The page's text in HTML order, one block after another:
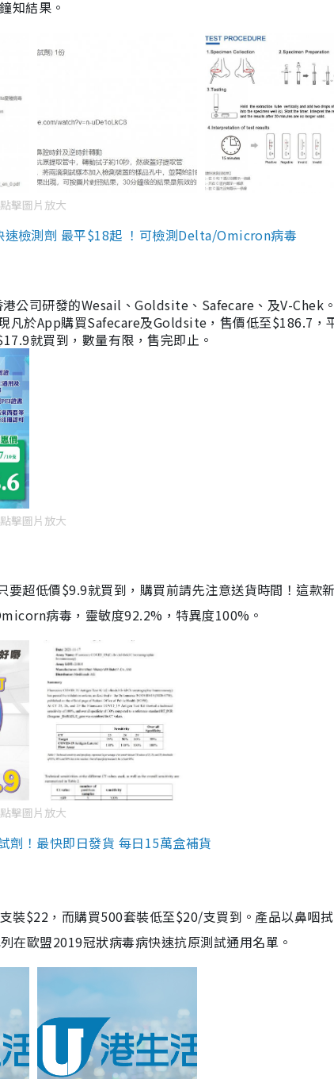
知結果。
點擊圖片放大
檢測劑 最平$18起 ！可檢測Delta/Omicron病毒
公司研發的Wesail、Goldsite、Safecare、及V-Chek
凡於App購買Safecare及Goldsite，售價低至$186.7，
就買到，數量有限，售完即止。
點擊圖片放大
超低價$9.9就買到，購買前請先注意送貨時間！這款
病毒，靈敏度92.2%，特異度100%。
點擊圖片放大
劑！最快即日發貨 每日15萬盒補貨
裝$22，而購買500套裝低至$20/支買到。產品以鼻咽
在歐盟2019冠狀病毒病快速抗原測試通用名單。